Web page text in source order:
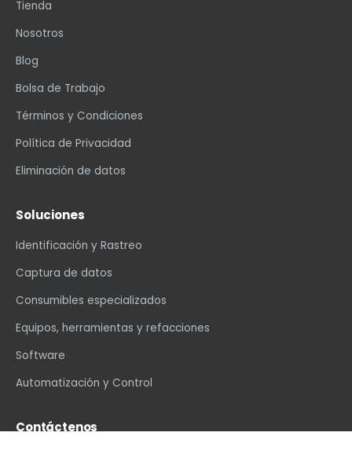
Tienda
Nosotros
Blog
Bolsa de Trabajo
Términos y Condiciones
Política de Privacidad
Eliminación de datos
Soluciones
Identificación y Rastreo
Captura de datos
Consumibles especializados
Equipos, herramientas y refacciones
Software
Automatización y Control
Contáctenos